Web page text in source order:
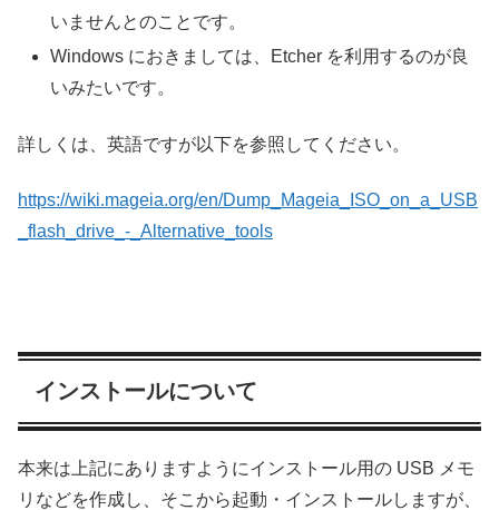
いませんとのことです。
Windows におきましては、Etcher を利用するのが良
いみたいです。
詳しくは、英語ですが以下を参照してください。
https://wiki.mageia.org/en/Dump_Mageia_ISO_on_a_USB
_flash_drive_-_Alternative_tools
インストールについて
本来は上記にありますようにインストール用の USB メモ
リなどを作成し、そこから起動・インストールしますが、